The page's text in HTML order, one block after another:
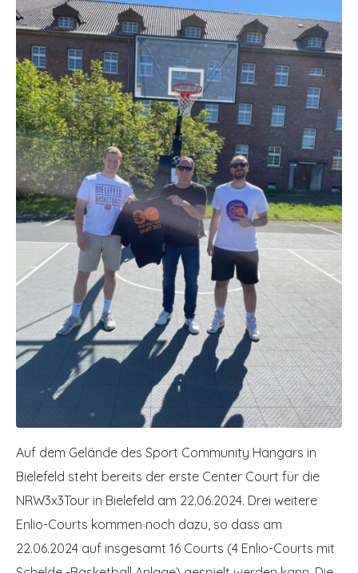
Auf dem Gelände des Sport Community Hangars in
Bielefeld steht bereits der erste Center Court für die
NRW3x3Tour in Bielefeld am 22.06.2024. Drei weitere
Enlio-Courts kommen noch dazu, so dass am
22.06.2024 auf insgesamt 16 Courts (4 Enlio-Courts mit